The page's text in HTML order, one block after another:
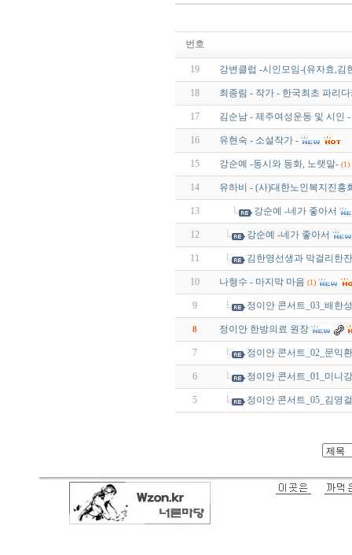
번호
19 강변클럽 -시인모임-(유자효,김
18 최종림 - 작가 - 한국최초 파리
17 김순남 - 제주여성운동 및 시인 -
16 유현숙 - 소설작가 -
15 강순예 -동시와 동화, 노랫말- (1)
14 유하비 - (사)대한노인복지진흥
13 강순예 -네가 좋아서
12 강순예 -네가 좋아서
11 김한영선생과 막걸리한잔
10 나형수 - 마지막 마음 (1)
9 정이안 콘서트_03_배한
8 정이안 한방의료 원장
7 정이안 콘서트_02_문익
6 정이안 콘서트_01_미니
5 정이안 콘서트_05_김영